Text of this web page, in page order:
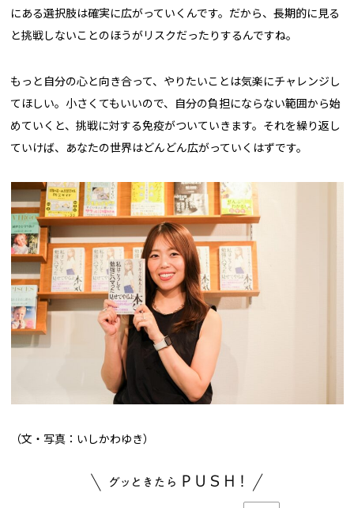
にある選択肢は確実に広がっていくんです。だから、長期的に見る
と挑戦しないことのほうがリスクだったりするんですね。
もっと自分の心と向き合って、やりたいことは気楽にチャレンジし
てほしい。小さくてもいいので、自分の負担にならない範囲から始
めていくと、挑戦に対する免疫がついていきます。それを繰り返し
ていけば、あなたの世界はどんどん広がっていくはずです。
（文・写真：いしかわゆき）